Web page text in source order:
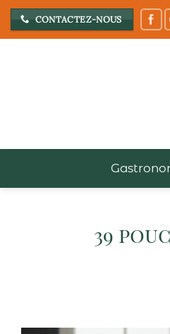
Passer
au
CONTACTEZ-NOUS
39